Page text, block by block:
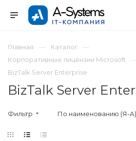
Главная
Каталог
Корпоративные лицензии Microsoft
BizTalk Server Enterprise
BizTalk Server
Фильтр По наименованию (Я-А)